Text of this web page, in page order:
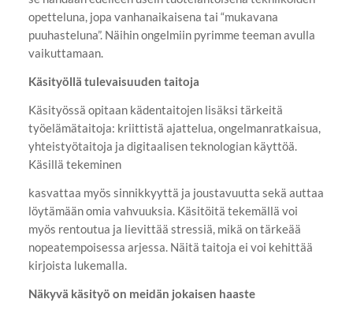
opetteluna, jopa vanhanaikaisena tai “mukavana
puuhasteluna”. Näihin ongelmiin pyrimme teeman avulla
vaikuttamaan.
Käsityöllä tulevaisuuden taitoja
Käsityössä opitaan kädentaitojen lisäksi tärkeitä
työelämätaitoja: kriittistä ajattelua, ongelmanratkaisua,
yhteistyötaitoja ja digitaalisen teknologian käyttöä.
Käsillä tekeminen
kasvattaa myös sinnikkyyttä ja joustavuutta sekä auttaa
löytämään omia vahvuuksia. Käsitöitä tekemällä voi
myös rentoutua ja lievittää stressiä, mikä on tärkeää
nopeatempoisessa arjessa. Näitä taitoja ei voi kehittää
kirjoista lukemalla.
Näkyvä käsityö on meidän jokaisen haaste